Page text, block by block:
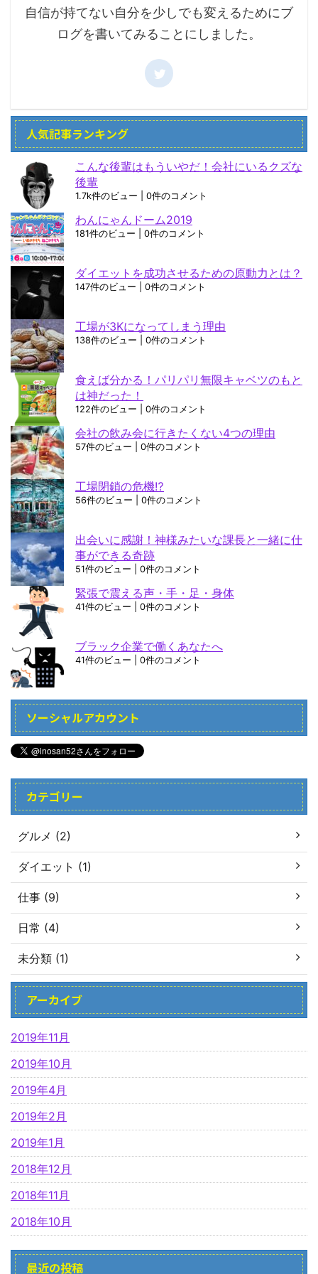
自信が持てない自分を少しでも変えるためにブ
ログを書いてみることにしました。
人気記事ランキング
こんな後輩はもういやだ！会社にいるクズな
後輩
1.7k件のビュー 0件のコメント
わんにゃんドーム2019
181件のビュー 0件のコメント
ダイエットを成功させるための原動力とは？
147件のビュー 0件のコメント
工場が3Kになってしまう理由
138件のビュー 0件のコメント
食えば分かる！パリパリ無限キャベツのもと
は神だった！
122件のビュー 0件のコメント
会社の飲み会に行きたくない4つの理由
57件のビュー 0件のコメント
工場閉鎖の危機⁉
56件のビュー 0件のコメント
出会いに感謝！神様みたいな課長と一緒に仕
事ができる奇跡
51件のビュー 0件のコメント
緊張で震える声・手・足・身体
41件のビュー 0件のコメント
ブラック企業で働くあなたへ
41件のビュー 0件のコメント
ソーシャルアカウント
カテゴリー
グルメ (2)
ダイエット (1)
仕事 (9)
日常 (4)
未分類 (1)
アーカイブ
2019年11月
2019年10月
2019年4月
2019年2月
2019年1月
2018年12月
2018年11月
2018年10月
最近の投稿